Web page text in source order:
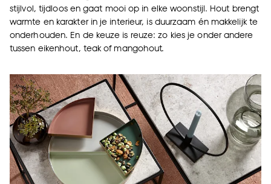
stijlvol, tijdloos en gaat mooi op in elke woonstijl. Hout brengt
warmte en karakter in je interieur, is duurzaam én makkelijk te
onderhouden. En de keuze is reuze: zo kies je onder andere
tussen eikenhout, teak of mangohout.